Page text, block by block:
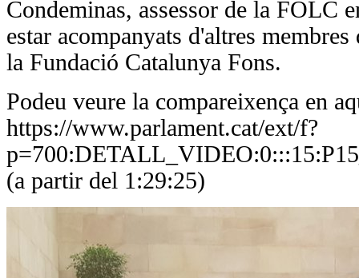
Condeminas, assessor de la FOLC
estar acompanyats d'altres
la Fundació Catalunya Fons.
Podeu veure la compareixença en
https://www.parlament.cat/ext/f?
(a partir del 1:29:25)